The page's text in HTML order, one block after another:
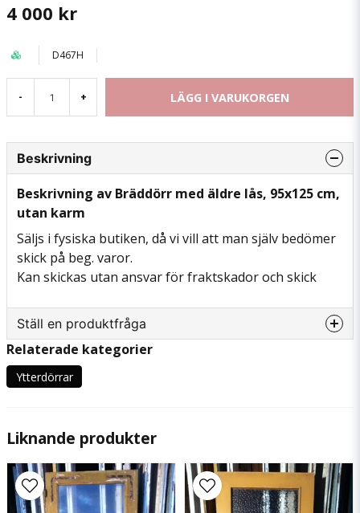
4 000 kr
D467H
- + LÄGG I VARUKORGEN
Beskrivning
Beskrivning av Bräddörr med äldre lås, 95x125 cm,
utan karm
Säljs i fysiska butiken, då vi vill att man själv bedömer
skick på beg. varor.
Kan skickas utan ansvar för fraktskador och skick
Ställ en produktfråga
Fråga oss något om denna produkten...
name
email
Relaterade kategorier
Ytterdörrar
Liknande produkter